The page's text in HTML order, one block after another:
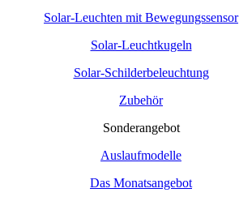
Solar-Leuchten mit Bewegungssensor
Solar-Leuchtkugeln
Solar-Schilderbeleuchtung
Zubehör
Sonderangebot
Auslaufmodelle
Das Monatsangebot